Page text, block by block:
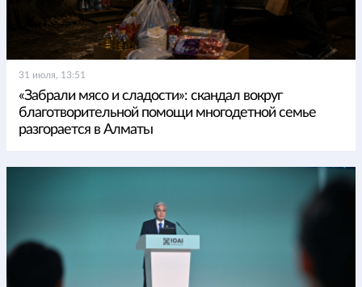
31 июля, 13:51
«Забрали мясо и сладости»: скандал вокруг
благотворительной помощи многодетной семье
разгорается в Алматы